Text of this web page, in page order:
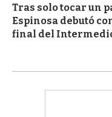
Tras solo tocar un
Espinosa debutó
final del